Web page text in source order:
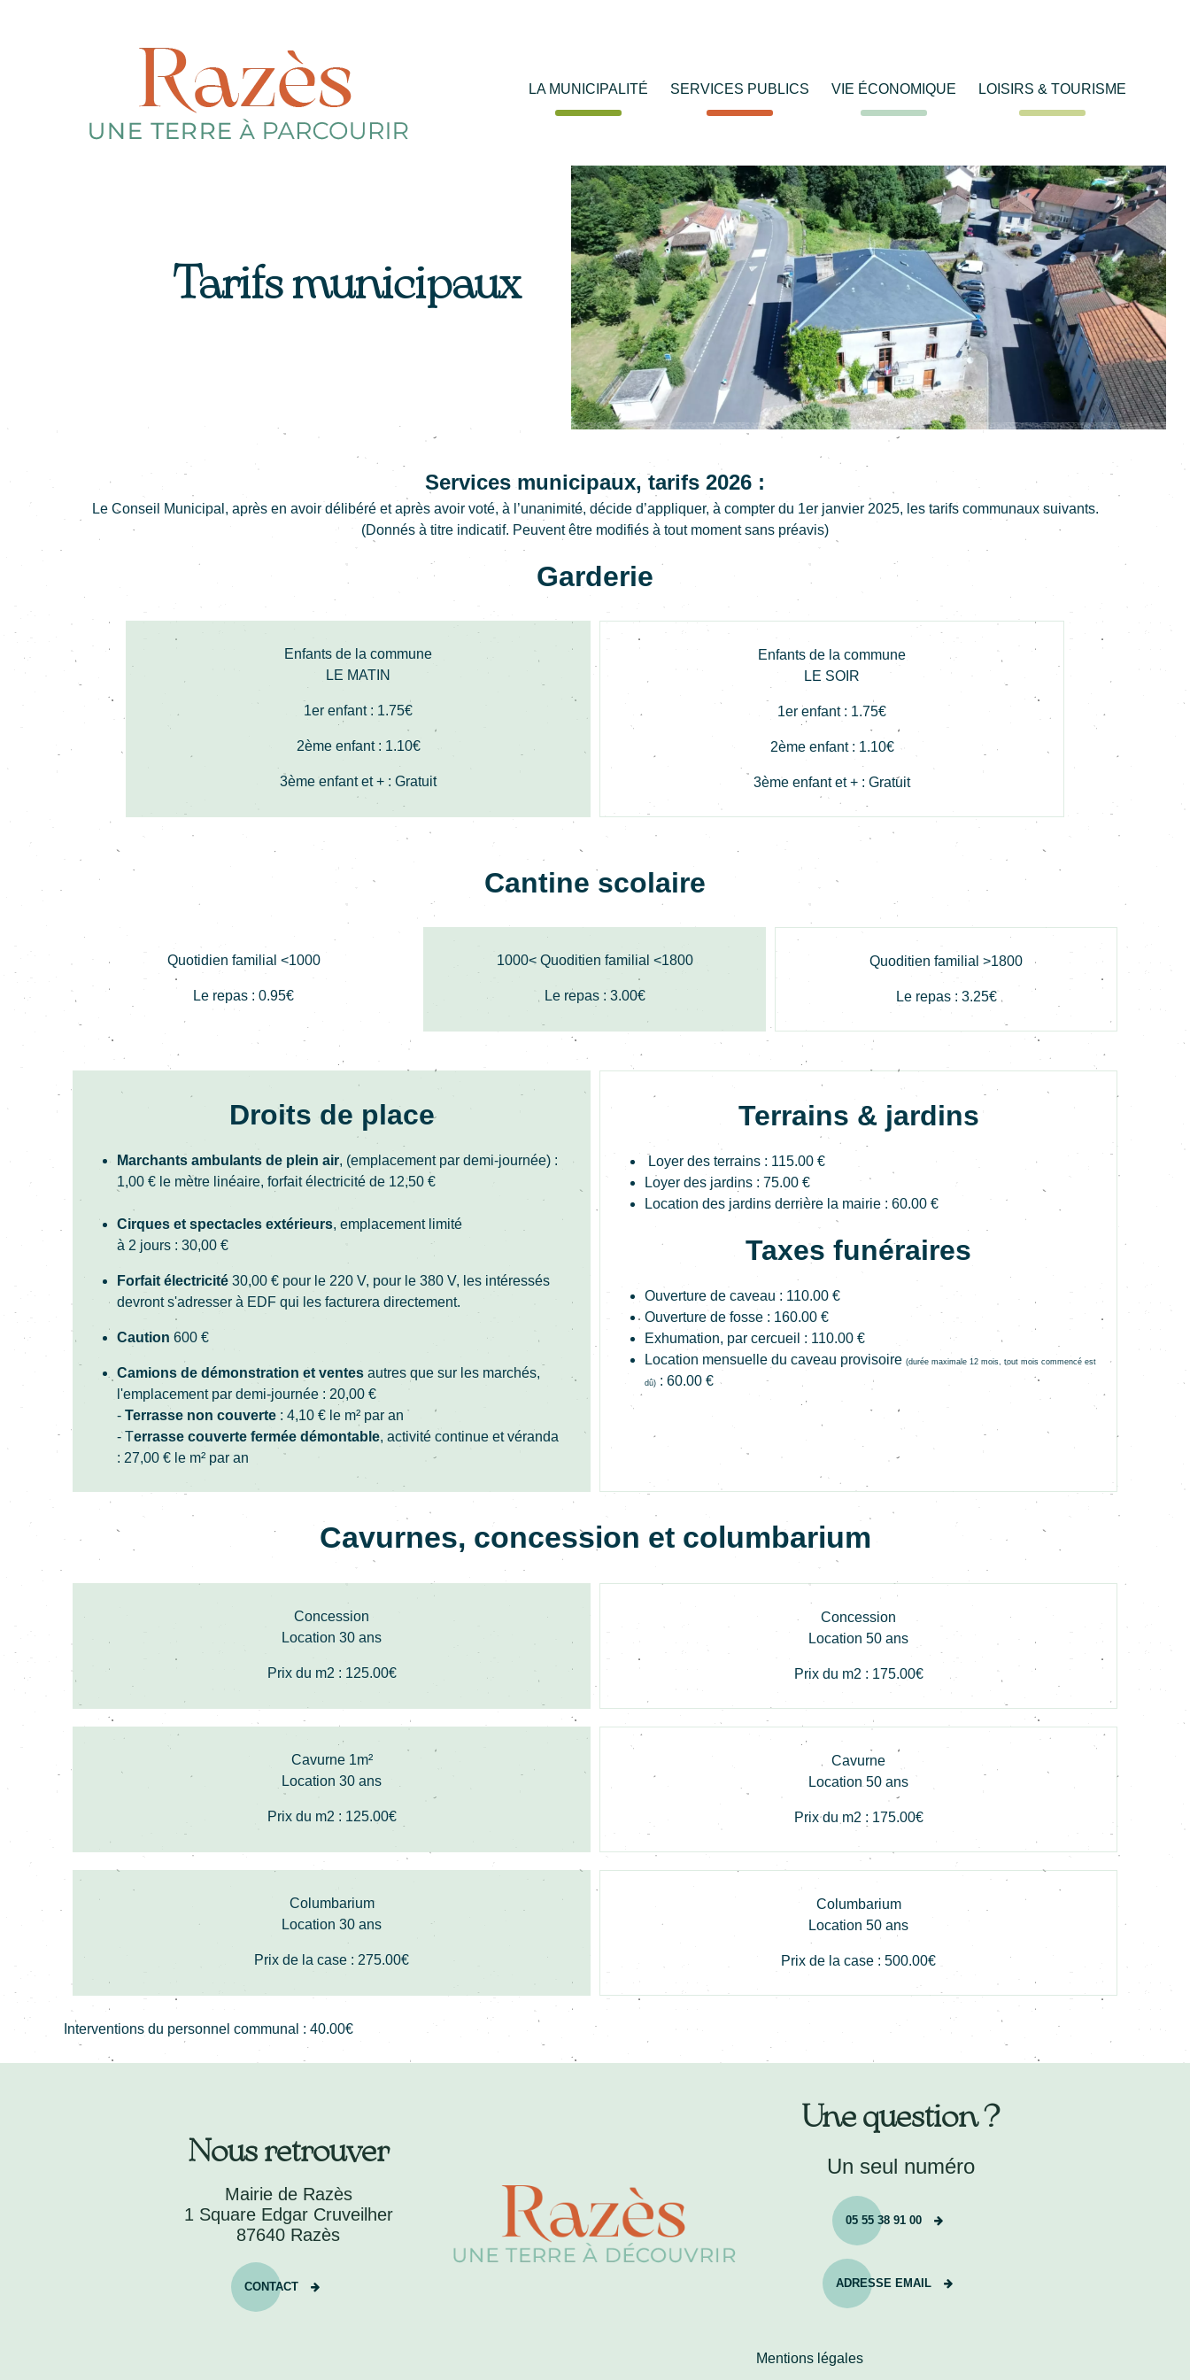
LA MUNICIPALITÉ SERVICES PUBLICS VIE ÉCONOMIQUE LOISIRS & TOURISME
Tarifs municipaux
Services municipaux, tarifs 2026 :
Le Conseil Municipal, après en avoir délibéré et après avoir voté, à l’unanimité, décide d’appliquer, à compter du 1er janvier 2025, les tarifs communaux suivants.
(Donnés à titre indicatif. Peuvent être modifiés à tout moment sans préavis)
Garderie
Enfants de la commune
LE MATIN
1er enfant : 1.75€
2ème enfant : 1.10€
3ème enfant et + : Gratuit
Enfants de la commune
LE SOIR
1er enfant : 1.75€
2ème enfant : 1.10€
3ème enfant et + : Gratuit
Cantine scolaire
Quotidien familial <1000
Le repas : 0.95€
1000< Quoditien familial <1800
Le repas : 3.00€
Quoditien familial >1800
Le repas : 3.25€
Droits de place
Marchants ambulants de plein air, (emplacement par demi-journée) :
1,00 € le mètre linéaire, forfait électricité de 12,50 €
Cirques et spectacles extérieurs, emplacement limité
à 2 jours : 30,00 €
Forfait électricité 30,00 € pour le 220 V, pour le 380 V, les intéressés
devront s'adresser à EDF qui les facturera directement.
Caution 600 €
Camions de démonstration et ventes autres que sur les marchés,
l'emplacement par demi-journée : 20,00 €
- Terrasse non couverte : 4,10 € le m² par an
- Terrasse couverte fermée démontable, activité continue et véranda
: 27,00 € le m² par an
Terrains & jardins
Loyer des terrains : 115.00 €
Loyer des jardins : 75.00 €
Location des jardins derrière la mairie : 60.00 €
Taxes funéraires
Ouverture de caveau : 110.00 €
Ouverture de fosse : 160.00 €
Exhumation, par cercueil : 110.00 €
Location mensuelle du caveau provisoire (durée maximale 12 mois, tout mois commencé est
dû) : 60.00 €
Cavurnes, concession et columbarium
Concession
Location 30 ans
Prix du m2 : 125.00€
Concession
Location 50 ans
Prix du m2 : 175.00€
Cavurne 1m²
Location 30 ans
Prix du m2 : 125.00€
Cavurne
Location 50 ans
Prix du m2 : 175.00€
Columbarium
Location 30 ans
Prix de la case : 275.00€
Columbarium
Location 50 ans
Prix de la case : 500.00€
Interventions du personnel communal : 40.00€
Nous retrouver
Mairie de Razès
1 Square Edgar Cruveilher
87640 Razès
CONTACT
Une question ?
Un seul numéro
05 55 38 91 00
ADRESSE EMAIL
Mentions légales